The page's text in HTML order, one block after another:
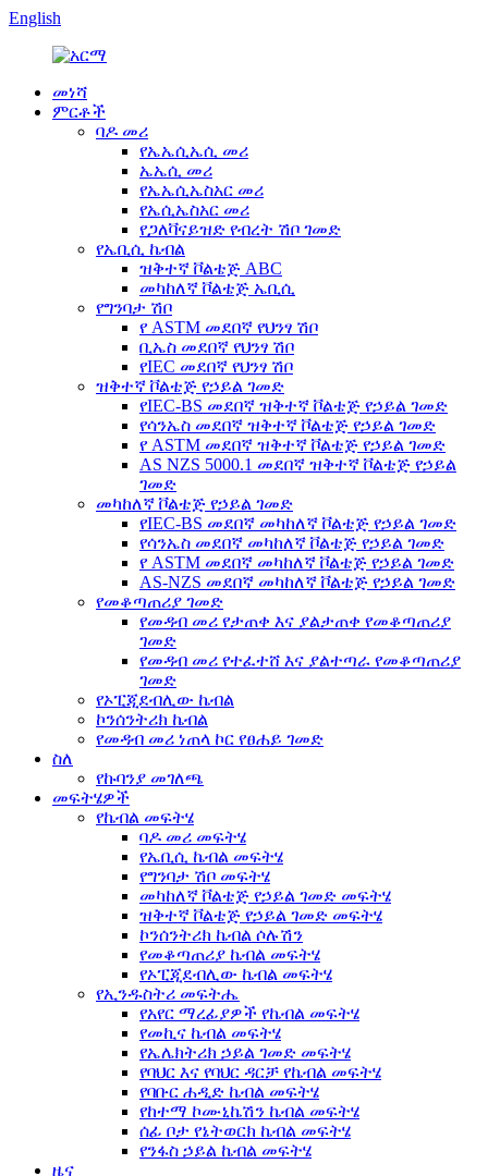
English
መነሻ
ምርቶች
ባዶ መሪ
የኤኤሲኤሲ መሪ
ኤኤሲ መሪ
የኤኤሲኤስአር መሪ
የኤሲኤስአር መሪ
የጋለቫናይዝድ የብረት ሽቦ ገመድ
የኤቢሲ ኬብል
ዝቅተኛ ቮልቴጅ ABC
መካከለኛ ቮልቴጅ ኤቢሲ
የግንባታ ሽቦ
የ ASTM መደበኛ የህንፃ ሽቦ
ቢኤስ መደበኛ የህንፃ ሽቦ
የIEC መደበኛ የህንፃ ሽቦ
ዝቅተኛ ቮልቴጅ የኃይል ገመድ
የIEC-BS መደበኛ ዝቅተኛ ቮልቴጅ የኃይል ገመድ
የሳንኤስ መደበኛ ዝቅተኛ ቮልቴጅ የኃይል ገመድ
የ ASTM መደበኛ ዝቅተኛ ቮልቴጅ የኃይል ገመድ
AS NZS 5000.1 መደበኛ ዝቅተኛ ቮልቴጅ የኃይል
ገመድ
መካከለኛ ቮልቴጅ የኃይል ገመድ
የIEC-BS መደበኛ መካከለኛ ቮልቴጅ የኃይል ገመድ
የሳንኤስ መደበኛ መካከለኛ ቮልቴጅ የኃይል ገመድ
የ ASTM መደበኛ መካከለኛ ቮልቴጅ የኃይል ገመድ
AS-NZS መደበኛ መካከለኛ ቮልቴጅ የኃይል ገመድ
የመቆጣጠሪያ ገመድ
የመዳብ መሪ የታጠቀ እና ያልታጠቀ የመቆጣጠሪያ
ገመድ
የመዳብ መሪ የተፈተሸ እና ያልተጣራ የመቆጣጠሪያ
ገመድ
የኦፒጂደብሊው ኬብል
ኮንሰንትሪክ ኬብል
የመዳብ መሪ ነጠላ ኮር የፀሐይ ገመድ
ስለ
የኩባንያ መገለጫ
መፍትሄዎች
የኬብል መፍትሄ
ባዶ መሪ መፍትሄ
የኤቢሲ ኬብል መፍትሄ
የግንባታ ሽቦ መፍትሄ
መካከለኛ ቮልቴጅ የኃይል ገመድ መፍትሄ
ዝቅተኛ ቮልቴጅ የኃይል ገመድ መፍትሄ
ኮንሰንትሪክ ኬብል ሶሉሽን
የመቆጣጠሪያ ኬብል መፍትሄ
የኦፒጂደብሊው ኬብል መፍትሄ
የኢንዱስትሪ መፍትሔ
የአየር ማረፊያዎች የኬብል መፍትሄ
የመኪና ኬብል መፍትሄ
የኤሌክትሪክ ኃይል ገመድ መፍትሄ
የባህር እና የባህር ዳርቻ የኬብል መፍትሄ
የባቡር ሐዲድ ኬብል መፍትሄ
የከተማ ኮሙኒኬሽን ኬብል መፍትሄ
ሰፊ ቦታ የኔትወርክ ኬብል መፍትሄ
የንፋስ ኃይል ኬብል መፍትሄ
ዜና